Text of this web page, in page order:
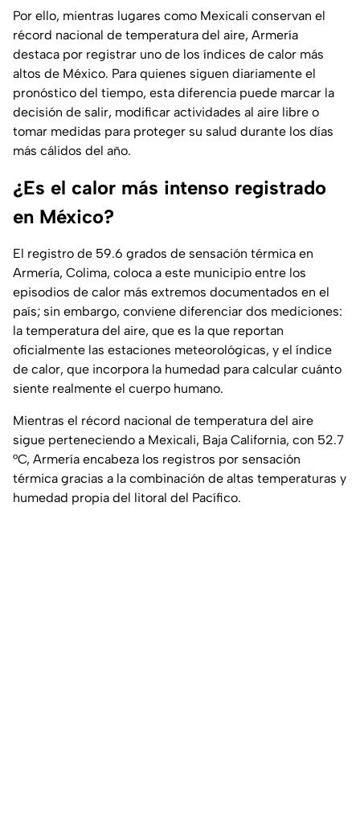
Por ello, mientras lugares como Mexicali conservan el
récord nacional de temperatura del aire, Armería
destaca por registrar uno de los índices de calor más
altos de México. Para quienes siguen diariamente el
pronóstico del tiempo, esta diferencia puede marcar la
decisión de salir, modificar actividades al aire libre o
tomar medidas para proteger su salud durante los días
más cálidos del año.
¿Es el calor más intenso registrado
en México?
El registro de 59.6 grados de sensación térmica en
Armería, Colima, coloca a este municipio entre los
episodios de calor más extremos documentados en el
país; sin embargo, conviene diferenciar dos mediciones:
la temperatura del aire, que es la que reportan
oficialmente las estaciones meteorológicas, y el índice
de calor, que incorpora la humedad para calcular cuánto
siente realmente el cuerpo humano.
Mientras el récord nacional de temperatura del aire
sigue perteneciendo a Mexicali, Baja California, con 52.7
°C, Armería encabeza los registros por sensación
térmica gracias a la combinación de altas temperaturas y
humedad propia del litoral del Pacífico.